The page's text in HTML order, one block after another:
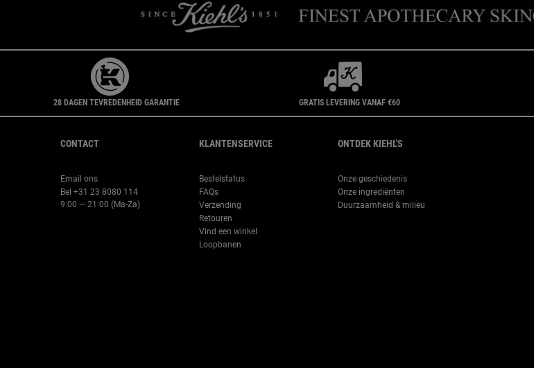
28 DAGEN TEVREDENHEID GARANTIE GRATIS LEVERING VANAF €60
CONTACT
Email ons
Bel +31 23 8080 114
9:00 — 21:00 (Ma-Za)
KLANTENSERVICE
Bestelstatus
FAQs
Verzending
Retouren
Vind een winkel
Loopbanen
ONTDEK KIEHL'S
Onze geschiedenis
Onze ingrediënten
Duurzaamheid & milieu